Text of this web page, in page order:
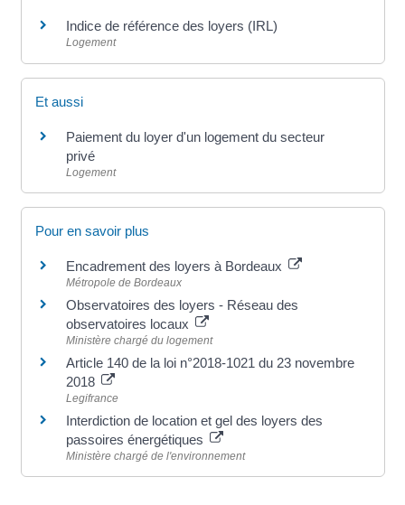
Indice de référence des loyers (IRL)
Logement
Et aussi
Paiement du loyer d'un logement du secteur
privé
Logement
Pour en savoir plus
Encadrement des loyers à Bordeaux
Métropole de Bordeaux
Observatoires des loyers - Réseau des
observatoires locaux
Ministère chargé du logement
Article 140 de la loi n°2018-1021 du 23 novembre
2018
Legifrance
Interdiction de location et gel des loyers des
passoires énergétiques
Ministère chargé de l'environnement